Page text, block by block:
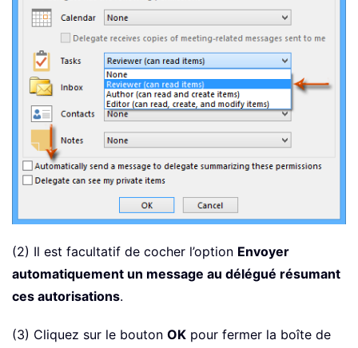
(2) Il est facultatif de cocher l’option Envoyer
automatiquement un message au délégué résumant
ces autorisations.
(3) Cliquez sur le bouton OK pour fermer la boîte de